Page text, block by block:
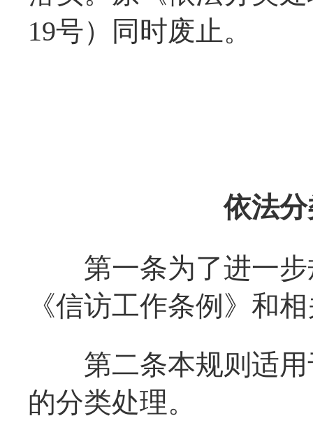
19号）同时废止。
依法
第一条为了进一步
《信访工作条例》和
第二条本规则适用
的分类处理。